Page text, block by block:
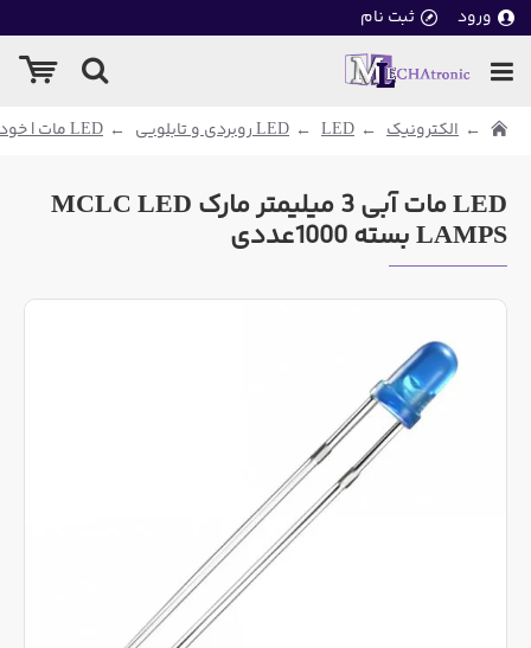
ورود ثبت نام
الکترونیک LED LED روبردی و تابلویی LED مات | خود رنگ
LED مات آبی 3 میلیمتر مارک MCLC LED
LAMPS بسته 1000عددی